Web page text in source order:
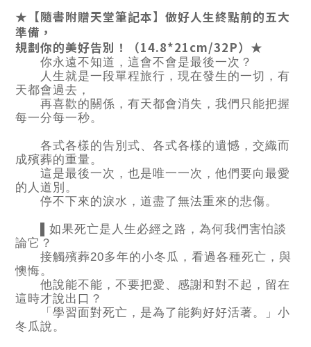
★【隨書附贈天堂筆記本】做好人生終點前的五大
準備，
規劃你的美好告別！（14.8*21cm/32P）★
你永遠不知道，這會不會是最後一次？
人生就是一段單程旅行，現在發生的一切，有
天都會過去，
再喜歡的關係，有天都會消失，我們只能把握
每一分每一秒。
各式各樣的告別式、各式各樣的遺憾，交織而
成殯葬的重量。
這是最後一次，也是唯一一次，他們要向最愛
的人道別。
停不下來的淚水，道盡了無法重來的悲傷。
▌如果死亡是人生必經之路，為何我們害怕談
論它？
接觸殯葬20多年的小冬瓜，看過各種死亡，與
懊悔。
他說能不能，不要把愛、感謝和對不起，留在
這時才說出口？
「學習面對死亡，是為了能夠好好活著。」小
冬瓜說。